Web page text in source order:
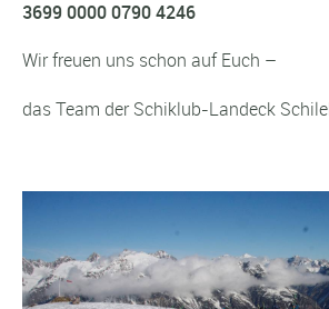
3699 0000 0790 4246
Wir freuen uns schon auf Euch –
das Team der Schiklub-Landeck